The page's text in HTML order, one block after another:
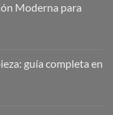
Moderna para
guía completa en